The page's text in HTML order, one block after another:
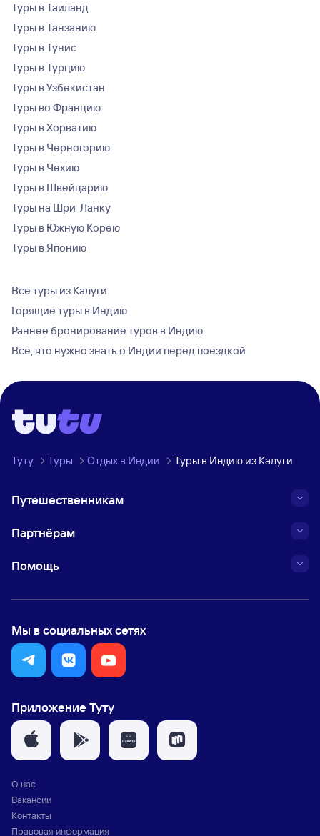
Туры в Таиланд
Туры в Танзанию
Туры в Тунис
Туры в Турцию
Туры в Узбекистан
Туры во Францию
Туры в Хорватию
Туры в Черногорию
Туры в Чехию
Туры в Швейцарию
Туры на Шри-Ланку
Туры в Южную Корею
Туры в Японию
Все туры из Калуги
Горящие туры в Индию
Раннее бронирование туров в Индию
Все, что нужно знать о Индии перед поездкой
Туту Туры Отдых в Индии Туры в Индию из Калуги
Путешественникам
Партнёрам
Помощь
Мы в социальных сетях
Приложение Туту
О нас
Вакансии
Контакты
Правовая информация